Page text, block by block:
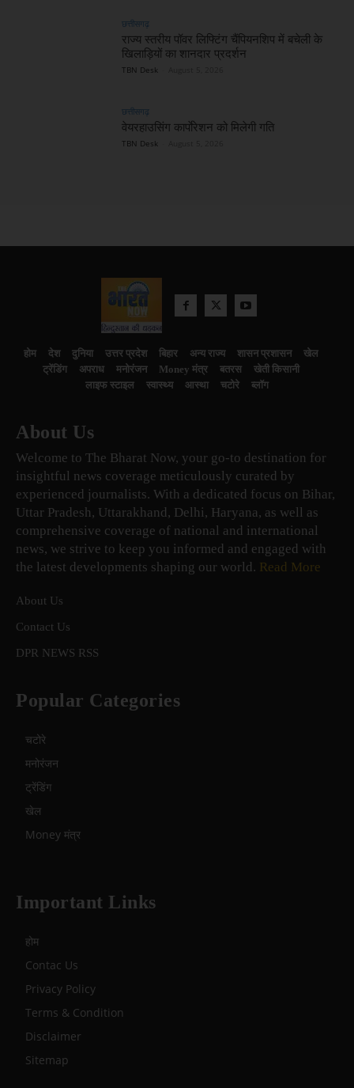
छत्तीसगढ़
राज्य स्तरीय पॉवर लिफ्टिंग चैंपियनशिप में बचेली के
खिलाड़ियों का शानदार प्रदर्शन
TBN Desk
छत्तीसगढ़
वेयरहाउसिंग कार्पाेरेशन को मिलेगी गति
TBN Desk
होम देश दुनिया उत्तर प्रदेश बिहार अन्य राज्य शासन प्रशासन
खेल
ट्रेंडिंग
अपराध मनोरंजन Money मंत्र बतरस
खेती किसानी
लाइफ स्टाइल
स्वास्थ्य आस्था चटोरे ब्लॉग
About Us
Welcome to The Bharat Now, your go-to destination for
insightful news coverage meticulously curated by
experienced journalists. With a dedicated focus on Bihar,
Uttar Pradesh, Uttarakhand, Delhi, Haryana, as well as
comprehensive coverage of national and international
news, we strive to keep you informed and engaged with
the latest developments shaping our world. Read More
About Us
Contact Us
DPR NEWS RSS
Popular Categories
चटोरे
मनोरंजन
ट्रेंडिंग
खेल
Money मंत्र
Important Links
होम
Contac Us
Privacy Policy
Terms & Condition
Disclaimer
Sitemap